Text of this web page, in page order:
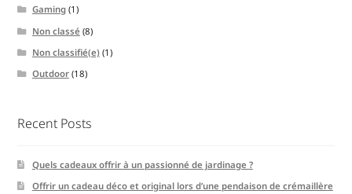
Gaming(1)
Non classé (8)
Non classifié(e)(1)
Outdoor(18)
Recent Posts
Quels cadeaux offrir à un passionné de jardinage ?
Offrir un cadeau déco et original lors d’une pendaison de crémaillère